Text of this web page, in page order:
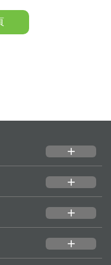
add
add
add
add